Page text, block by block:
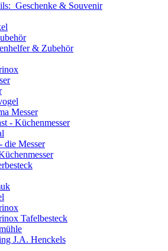
Geschenke & Souvenir
& Zubehör
Messer
- Küchenmesser
die Messer
Tafelbesteck
J.A. Henckels